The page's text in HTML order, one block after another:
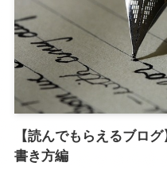
【読んでもらえるブロ
書き方編